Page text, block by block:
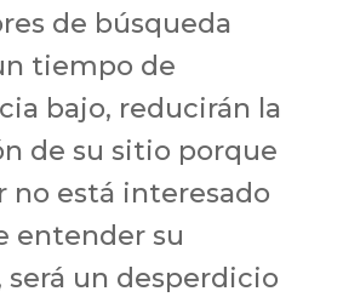
de búsqueda
tiempo de
bajo, reducirán la
de su sitio porque
no está interesado
entender su
un desperdicio